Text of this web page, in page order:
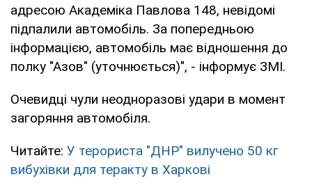
адресою Академіка Павлова 148, невідомі
підпалили автомобіль. За попередньою
інформацією, автомобіль має відношення до
полку "Азов" (уточнюється)", - інформує ЗМІ.
Очевидці чули неодноразові удари в момент
загоряння автомобіля.
Читайте: У терориста "ДНР" вилучено 50 кг
вибухівки для теракту в Харкові